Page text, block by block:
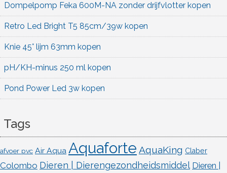
Dompelpomp Feka 600M-NA zonder drijfvlotter kopen
Retro Led Bright T5 85cm/39w kopen
Knie 45° lijm 63mm kopen
pH/KH-minus 250 ml kopen
Pond Power Led 3w kopen
Tags
afvoer pvc Air Aqua Aquaforte AquaKing Claber
Colombo Dieren | Dierengezondheidsmiddel Dieren |